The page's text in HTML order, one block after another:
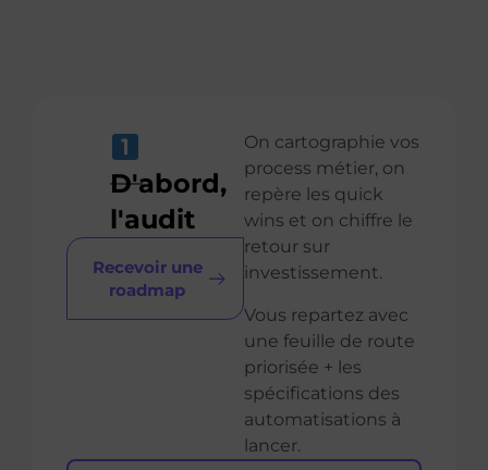
D'abord,
l'audit
Recevoir une
roadmap
On cartographie vos
process métier, on
repère les quick
wins et on chiffre le
retour sur
investissement.
Vous repartez avec
une feuille de route
priorisée + les
spécifications des
automatisations à
lancer.